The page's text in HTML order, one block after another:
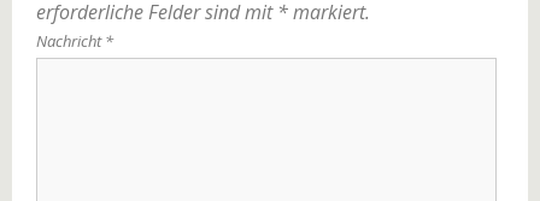
erforderliche Felder sind mit *markiert.
Nachricht*